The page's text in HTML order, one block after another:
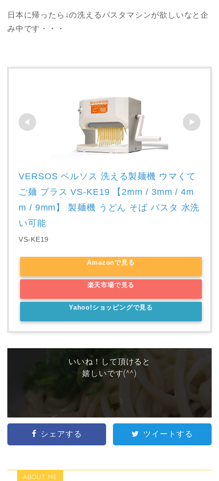
日本に帰ったら↓の洗えるパスタマシンが欲しいなと企
み中です・・・
VERSOS ベルソス 洗える製麺機 ウマくて
ご麺 プラス VS-KE19 【2mm / 3mm / 4m
m / 9mm】 製麺機 うどん そば パスタ 水洗
い可能
VS-KE19
Amazonで見る
楽天市場で見る
Yahoo!ショッピングで見る
いいね！して頂けると
嬉しいです(^^)
シェアする ツイートする
ABOUT ME